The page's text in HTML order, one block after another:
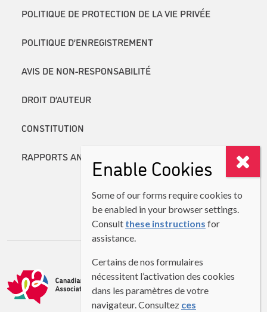
POLITIQUE DE PROTECTION DE LA VIE PRIVÉE
POLITIQUE D’ENREGISTREMENT
AVIS DE NON-RESPONSABILITÉ
DROIT D’AUTEUR
CONSTITUTION
RAPPORTS ANNUELSEnable Cookies
Some of our forms require cookies to
be enabled in your browser settings.
Consult these instructions for
assistance.
Certains de nos formulaires
nécessitent l’activation des cookies
dans les paramètres de votre
navigateur. Consultez ces